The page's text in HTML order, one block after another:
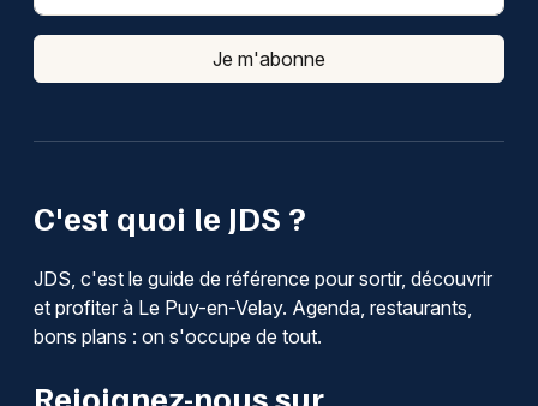
C'est quoi le JDS ?
JDS, c'est le guide de référence pour sortir, découvrir
et profiter à Le Puy-en-Velay. Agenda, restaurants,
bons plans : on s'occupe de tout.
Rejoignez-nous sur
Je m'abonne